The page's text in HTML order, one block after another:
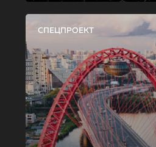
СПЕЦПРОЕКТ